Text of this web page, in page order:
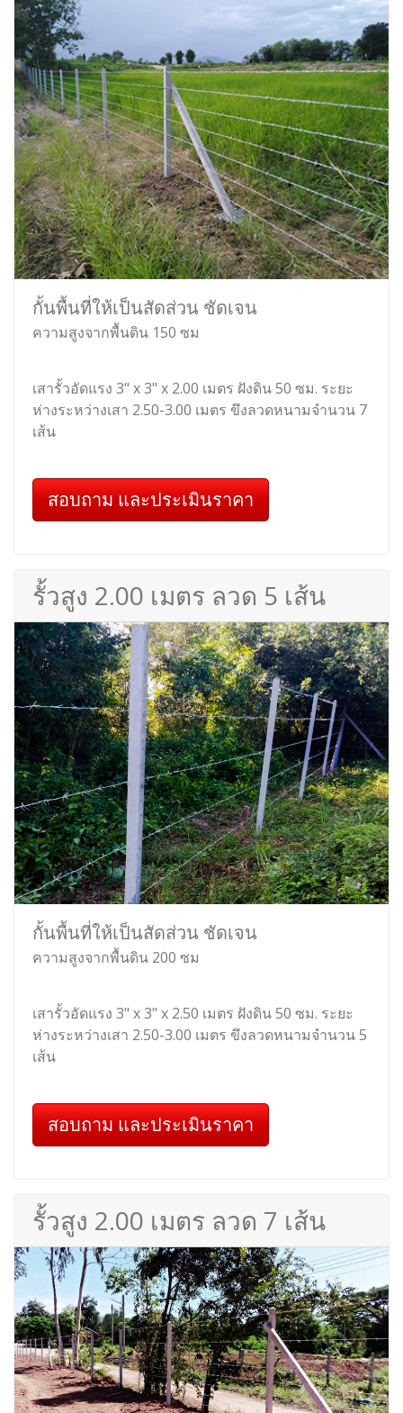
กั้นพื้นที่ให้เป็นสัดส่วน ชัดเจน
ความสูงจากพื้นดิน 150 ซม
เสารั้วอัดแรง 3" x 3" x 2.00 เมตร ฝังดิน 50 ซม. ระยะ
ห่างระหว่างเสา 2.50-3.00 เมตร ขึงลวดหนามจำนวน 7
เส้น
สอบถาม และประเมินราคา
รั้วสูง 2.00 เมตร ลวด 5 เส้น
กั้นพื้นที่ให้เป็นสัดส่วน ชัดเจน
ความสูงจากพื้นดิน 200 ซม
เสารั้วอัดแรง 3" x 3" x 2.50 เมตร ฝังดิน 50 ซม. ระยะ
ห่างระหว่างเสา 2.50-3.00 เมตร ขึงลวดหนามจำนวน 5
เส้น
สอบถาม และประเมินราคา
รั้วสูง 2.00 เมตร ลวด 7 เส้น